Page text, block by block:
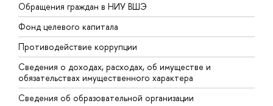
Обращения граждан в НИУ ВШЭ
Фонд целевого капитала
Противодействие коррупции
Сведения о доходах, расходах, об имуществе и
обязательствах имущественного характера
Сведения об образовательной организации